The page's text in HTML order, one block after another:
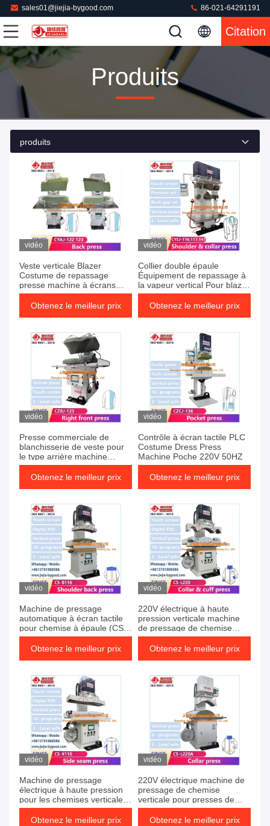
sales01@jiejia-bygood.com 86-021-64291191
Citation
Produits
produits
vidéo
Veste verticale Blazer
Costume de repassage
presse machine à écrans
tactiles besoin de pompe à
videObtenez le meilleur prix
vidéo
Collier double épaule
Équipement de repassage à
la vapeur vertical Pour blazer
veste Vêtement de différents
types de tissu
Obtenez le meilleur prix
vidéo
Presse commerciale de
blanchisserie de veste pour
le type arrière machine
repassante de presse de
costume de blazer de valve
Obtenez le meilleur prix
vidéo
Contrôle à écran tactile PLC
Costume Dress Press
Machine Poche 220V 50HZ
Obtenez le meilleur prix
vidéo
Machine de pressage
automatique à écran tactile
pour chemise à épaule (CS-
B116)
Obtenez le meilleur prix
vidéo
220V électrique à haute
pression verticale machine
de pressage de chemise
pour pressage de manchette
de col
Obtenez le meilleur prix
vidéo
Machine de pressage
électrique à haute pression
pour les chemises verticales
à manches latérales
Obtenez le meilleur prix
vidéo
220V électrique machine de
pressage de chemise
verticale pour presses de
manchette de col
Obtenez le meilleur prix